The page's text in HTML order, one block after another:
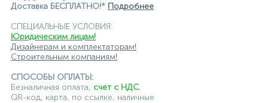
Доставка БЕСПЛАТНО!* Подробнее
СПЕЦИАЛЬНЫЕ УСЛОВИЯ:
Юридическим лицам!
Дизайнерам и комплектаторам!
Строительным компаниям!
СПОСОБЫ ОПЛАТЫ:
Безналичная оплата, счет с НДС,
QR-код, карта, по ссылке, наличные